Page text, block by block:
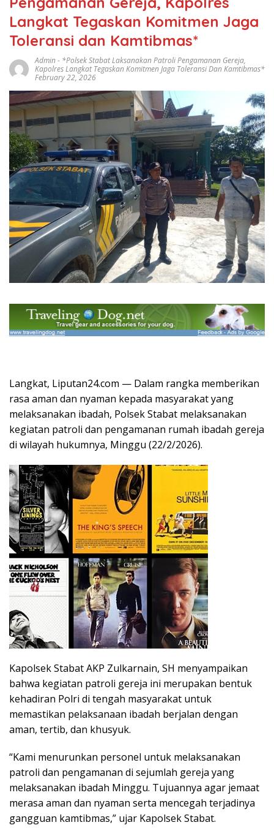
Langkat Tegaskan Komitmen Jaga
Toleransi dan Kamtibmas*
Admin- *Polsek Stabat Laksanakan Patroli Pengamanan Gereja,
Kapolres Langkat Tegaskan Komitmen Jaga Toleransi Dan Kamtibmas*
February 22, 2026
Langkat, Liputan24.com — Dalam rangka memberikan
rasa aman dan nyaman kepada masyarakat yang
melaksanakan ibadah, Polsek Stabat melaksanakan
kegiatan patroli dan pengamanan rumah ibadah gereja
di wilayah hukumnya, Minggu (22/2/2026).
Kapolsek Stabat AKP Zulkarnain, SH menyampaikan
bahwa kegiatan patroli gereja ini merupakan bentuk
kehadiran Polri di tengah masyarakat untuk
memastikan pelaksanaan ibadah berjalan dengan
aman, tertib, dan khusyuk.
“Kami menurunkan personel untuk melaksanakan
patroli dan pengamanan di sejumlah gereja yang
melaksanakan ibadah Minggu. Tujuannya agar jemaat
merasa aman dan nyaman serta mencegah terjadinya
gangguan kamtibmas,” ujar Kapolsek Stabat.